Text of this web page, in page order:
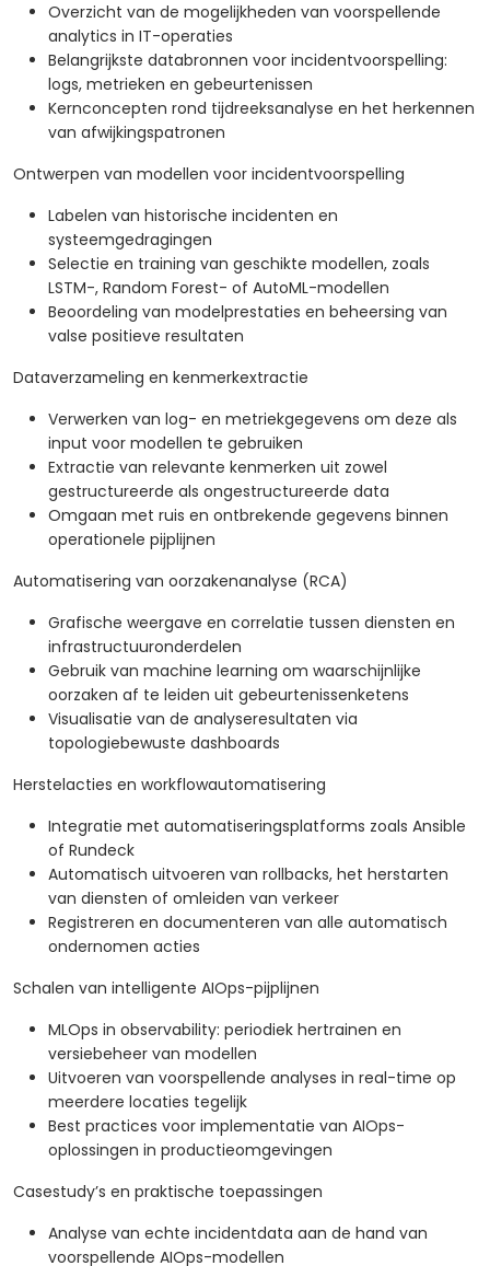
Overzicht van de mogelijkheden van voorspellende
analytics in IT-operaties
Belangrijkste databronnen voor incidentvoorspelling:
logs, metrieken en gebeurtenissen
Kernconcepten rond tijdreeksanalyse en het herkennen
van afwijkingspatronen
Ontwerpen van modellen voor incidentvoorspelling
Labelen van historische incidenten en
systeemgedragingen
Selectie en training van geschikte modellen, zoals
LSTM-, Random Forest- of AutoML-modellen
Beoordeling van modelprestaties en beheersing van
valse positieve resultaten
Dataverzameling en kenmerkextractie
Verwerken van log- en metriekgegevens om deze als
input voor modellen te gebruiken
Extractie van relevante kenmerken uit zowel
gestructureerde als ongestructureerde data
Omgaan met ruis en ontbrekende gegevens binnen
operationele pijplijnen
Automatisering van oorzakenanalyse (RCA)
Grafische weergave en correlatie tussen diensten en
infrastructuuronderdelen
Gebruik van machine learning om waarschijnlijke
oorzaken af te leiden uit gebeurtenissenketens
Visualisatie van de analyseresultaten via
topologiebewuste dashboards
Herstelacties en workflowautomatisering
Integratie met automatiseringsplatforms zoals Ansible
of Rundeck
Automatisch uitvoeren van rollbacks, het herstarten
van diensten of omleiden van verkeer
Registreren en documenteren van alle automatisch
ondernomen acties
Schalen van intelligente AIOps-pijplijnen
MLOps in observability: periodiek hertrainen en
versiebeheer van modellen
Uitvoeren van voorspellende analyses in real-time op
meerdere locaties tegelijk
Best practices voor implementatie van AIOps-
oplossingen in productieomgevingen
Casestudy’s en praktische toepassingen
Analyse van echte incidentdata aan de hand van
voorspellende AIOps-modellen